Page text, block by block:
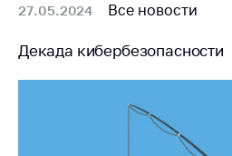
27.05.2024 Все новости
Декада кибербезопасности